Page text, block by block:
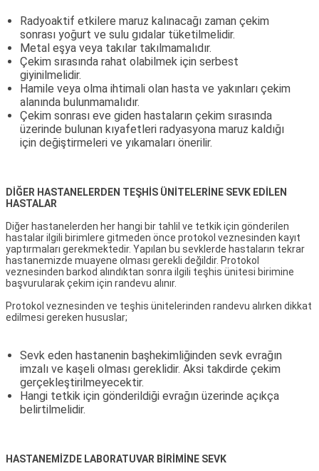
Radyoaktif etkilere maruz kalınacağı zaman çekim
sonrası yoğurt ve sulu gıdalar tüketilmelidir.
Metal eşya veya takılar takılmamalıdır.
Çekim sırasında rahat olabilmek için serbest
giyinilmelidir.
Hamile veya olma ihtimali olan hasta ve yakınları çekim
alanında bulunmamalıdır.
Çekim sonrası eve giden hastaların çekim sırasında
üzerinde bulunan kıyafetleri radyasyona maruz kaldığı
için değiştirmeleri ve yıkamaları önerilir.
DİĞER HASTANELERDEN TEŞHİS ÜNİTELERİNE SEVK EDİLEN
HASTALAR
Diğer hastanelerden her hangi bir tahlil ve tetkik için gönderilen
hastalar ilgili birimlere gitmeden önce protokol veznesinden kayıt
yaptırmaları gerekmektedir. Yapılan bu sevklerde hastaların tekrar
hastanemizde muayene olması gerekli değildir. Protokol
veznesinden barkod alındıktan sonra ilgili teşhis ünitesi birimine
başvurularak çekim için randevu alınır.
Protokol veznesinden ve teşhis ünitelerinden randevu alırken dikkat
edilmesi gereken hususlar;
Sevk eden hastanenin başhekimliğinden sevk evrağın
imzalı ve kaşeli olması gereklidir. Aksi takdirde çekim
gerçekleştirilmeyecektir.
Hangi tetkik için gönderildiği evrağın üzerinde açıkça
belirtilmelidir.
HASTANEMİZDE LABORATUVAR BİRİMİNE SEVK